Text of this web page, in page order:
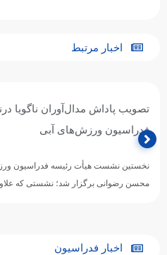
اخبار مرتبط
تصویب پاداش مدال‌آوران ناگویا
فدراسیون ورزش‌های آبی
نخستین نشست هیأت رئیسه فدراسیون
محسن رضوانی برگزار شد؛ نشستی که
اخبار فدراسیون